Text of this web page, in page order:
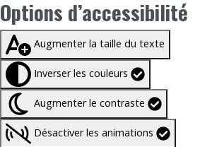
Options d’accessibilité
Taille du texte à100%
Augmenter la taille du texte
Inverser les couleurs
Augmenter le contraste
Désactiver les animations